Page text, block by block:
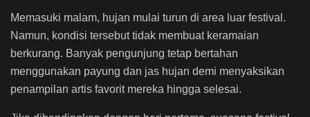
Memasuki malam, hujan mulai turun di area luar festival.
Namun, kondisi tersebut tidak membuat keramaian
berkurang. Banyak pengunjung tetap bertahan
menggunakan payung dan jas hujan demi menyaksikan
penampilan artis favorit mereka hingga selesai.